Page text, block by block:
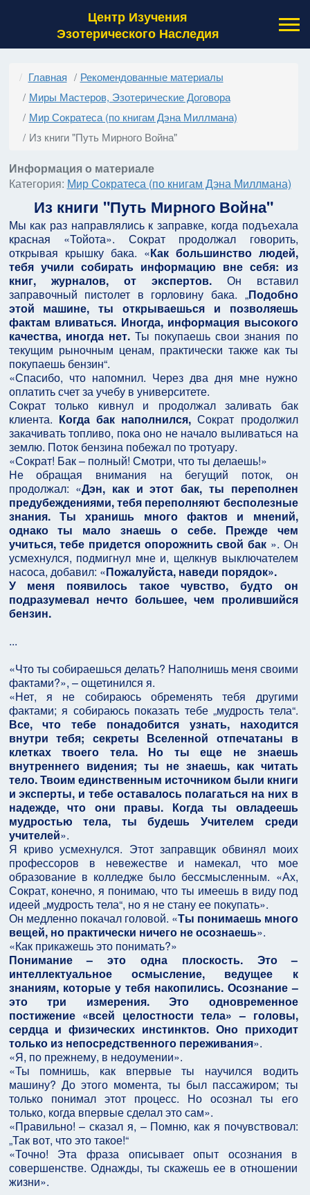
Центр Изучения
Эзотерического Наследия
Главная
Рекомендованные материалы
Миры Мастеров, Эзотерические Договора
Мир Сократеса (по книгам Дэна Миллмана)
Из книги "Путь Мирного Война"
Информация о материале
Категория: Мир Сократеса (по книгам Дэна Миллмана)
Из книги "Путь Мирного Война"
Мы как раз направлялись к заправке, когда подъехала
красная «Тойота». Сократ продолжал говорить,
открывая крышку бака. «Как большинство людей,
тебя учили собирать информацию вне себя: из
книг, журналов, от экспертов.Он вставил
заправочный пистолет в горловину бака. „Подобно
этой машине, ты открываешься и позволяешь
фактам вливаться. Иногда, информация высокого
качества, иногда нет.Ты покупаешь свои знания по
текущим рыночным ценам, практически также как ты
покупаешь бензин“.
«Спасибо, что напомнил. Через два дня мне нужно
оплатить счет за учебу в университете.
Сократ только кивнул и продолжал заливать бак
клиента. Когда бак наполнился, Сократ продолжил
закачивать топливо, пока оно не начало выливаться на
землю. Поток бензина побежал по тротуару.
«Сократ! Бак – полный! Смотри, что ты делаешь!»
Не обращая внимания на бегущий поток, он
продолжал: «Дэн, как и этот бак, ты переполнен
предубеждениями, тебя переполняют бесполезные
знания. Ты хранишь много фактов и мнений,
однако ты мало знаешь о себе. Прежде чем
учиться, тебе придется опорожнить свой бак ». Он
усмехнулся, подмигнул мне и, щелкнув выключателем
насоса, добавил: «Пожалуйста, наведи порядок».
У меня появилось такое чувство, будто он
подразумевал нечто большее, чем пролившийся
бензин.
...
«Что ты собираешься делать? Наполнишь меня своими
фактами?», – ощетинился я.
«Нет, я не собираюсь обременять тебя другими
фактами; я собираюсь показать тебе „мудрость тела“.
Все, что тебе понадобится узнать, находится
внутри тебя; секреты Вселенной отпечатаны в
клетках твоего тела. Но ты еще не знаешь
внутреннего видения; ты не знаешь, как читать
тело. Твоим единственным источником были книги
и эксперты, и тебе оставалось полагаться на них в
надежде, что они правы. Когда ты овладеешь
мудростью тела, ты будешь Учителем среди
учителей».
Я криво усмехнулся. Этот заправщик обвинял моих
профессоров в невежестве и намекал, что мое
образование в колледже было бессмысленным. «Ах,
Сократ, конечно, я понимаю, что ты имеешь в виду под
идеей „мудрость тела“, но я не стану ее покупать».
Он медленно покачал головой. «Ты понимаешь много
вещей, но практически ничего не осознаешь».
«Как прикажешь это понимать?»
Понимание – это одна плоскость. Это –
интеллектуальное осмысление, ведущее к
знаниям, которые у тебя накопились. Осознание –
это три измерения. Это одновременное
постижение «всей целостности тела» – головы,
сердца и физических инстинктов. Оно приходит
только из непосредственного переживания».
«Я, по прежнему, в недоумении».
«Ты помнишь, как впервые ты научился водить
машину? До этого момента, ты был пассажиром; ты
только понимал этот процесс. Но осознал ты его
только, когда впервые сделал это сам».
«Правильно! – сказал я, – Помню, как я почувствовал:
„Так вот, что это такое!“
«Точно! Эта фраза описывает опыт осознания в
совершенстве. Однажды, ты скажешь ее в отношении
жизни».